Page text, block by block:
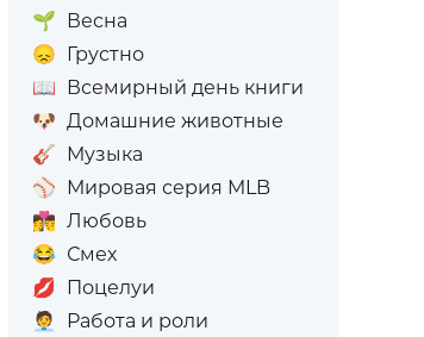
🌱 Весна
😞 Грустно
📖 Всемирный день книги
🐶 Домашние животные
🎸 Музыка
⚾ Мировая серия MLB
👩‍❤️‍💋‍👨 Любовь
😂 Смех
💋 Поцелуи
🧑‍💼
Работа и роли